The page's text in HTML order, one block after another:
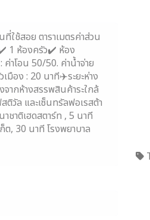
ใช้สอย ตาราเมตรค่าส่วน
1 ห้องครัว✔️ ห้อง
าโอน 50/50. ค่าน้ำจ่าย
มือง : 20 นาที✈️ระยะห่าง
จากห้างสรรพสินค้าระใกล้
ติวัล และเซ็นทรัลฟอเรสต้า
ชาติเฮดสตาร์ท , 5 นาที
ต, 30 นาที โรงพยาบาล